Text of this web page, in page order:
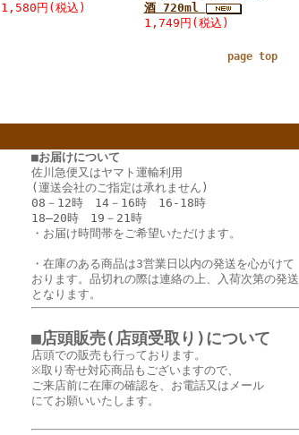
1,580円(税込)
酒 720ml
1,749円(税込)
page top
■お届けについて
佐川急便又はヤマト運輸利用
(運送会社のご指定は承れません)
08－12時 14－16時 16‐18時
18―20時 19－21時
・ お届け時間帯をご希望いただけます。
・在庫のある商品は3営業日以内の発送を心がけて
おります。品切れの際は連絡の上、入荷次第の発送
となります。
■店頭販売(店頭受取り)について
店頭での販売も行っております。
※取り寄せ対応商品もございますので、
ご来店前に在庫の確認を、お電話又はメール
にてお願いいたします。